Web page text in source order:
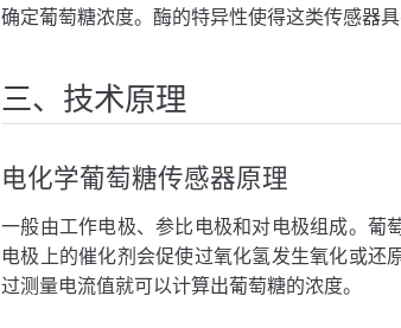
确定葡萄糖浓度。酶的特异性使得这类传感器具
三、技术原理
电化学葡萄糖传感器原理
一般由工作电极、参比电极和对电极组成。葡
电极上的催化剂会促使过氧化氢发生氧化或还
过测量电流值就可以计算出葡萄糖的浓度。